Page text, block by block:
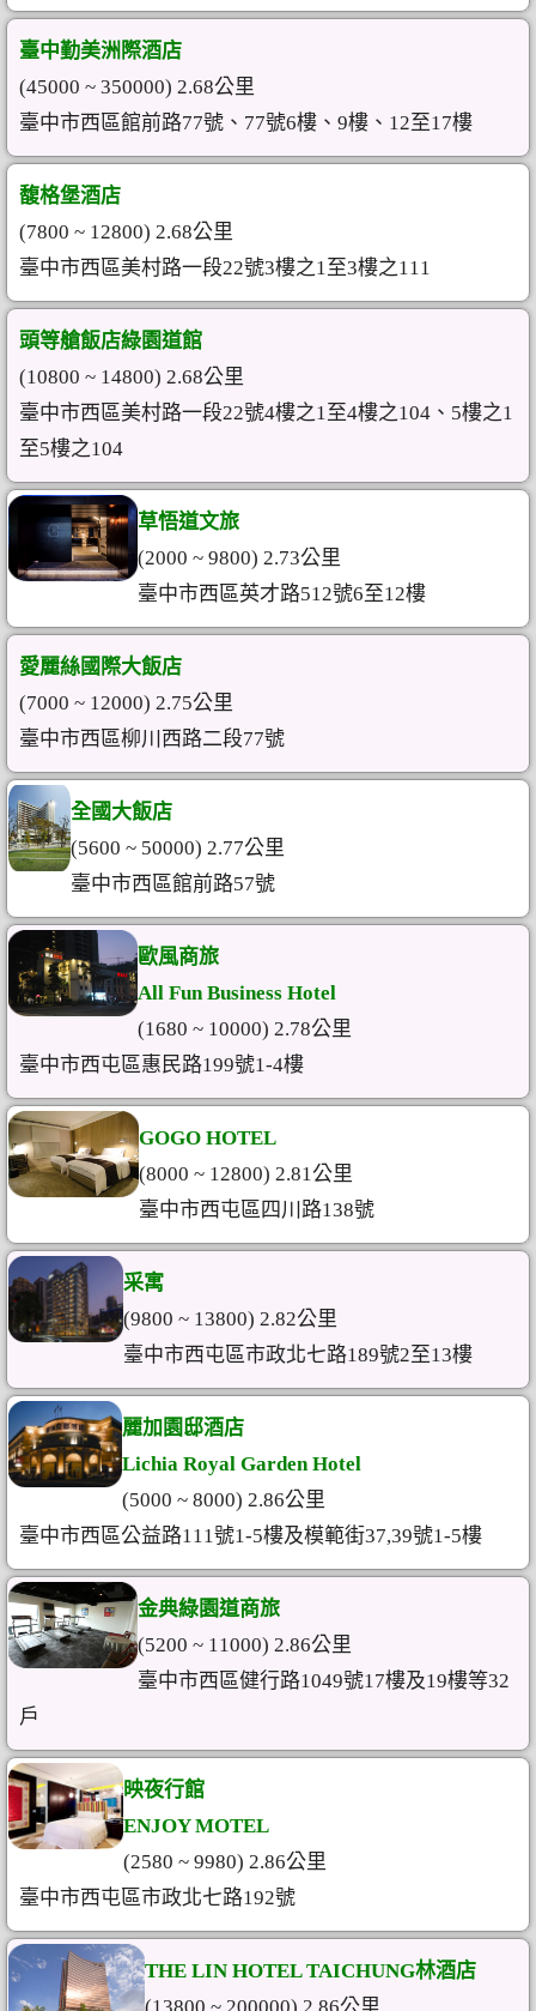
臺中勤美洲際酒店
(45000 ~ 350000) 2.68公里
臺中市西區館前路77號、77號6樓、9樓、12至17樓
馥格堡酒店
(7800 ~ 12800) 2.68公里
臺中市西區美村路一段22號3樓之1至3樓之111
頭等艙飯店綠園道館
(10800 ~ 14800) 2.68公里
臺中市西區美村路一段22號4樓之1至4樓之104、5樓之1
至5樓之104
草悟道文旅
(2000 ~ 9800) 2.73公里
臺中市西區英才路512號6至12樓
愛麗絲國際大飯店
(7000 ~ 12000) 2.75公里
臺中市西區柳川西路二段77號
全國大飯店
(5600 ~ 50000) 2.77公里
臺中市西區館前路57號
歐風商旅
All Fun Business Hotel
(1680 ~ 10000) 2.78公里
臺中市西屯區惠民路199號1-4樓
GOGO HOTEL
(8000 ~ 12800) 2.81公里
臺中市西屯區四川路138號
采寓
(9800 ~ 13800) 2.82公里
臺中市西屯區市政北七路189號2至13樓
麗加園邸酒店
Lichia Royal Garden Hotel
(5000 ~ 8000) 2.86公里
臺中市西區公益路111號1-5樓及模範街37,39號1-5樓
金典綠園道商旅
(5200 ~ 11000) 2.86公里
臺中市西區健行路1049號17樓及19樓等32
戶
映夜行館
ENJOY MOTEL
(2580 ~ 9980) 2.86公里
臺中市西屯區市政北七路192號
THE LIN HOTEL TAICHUNG林酒店